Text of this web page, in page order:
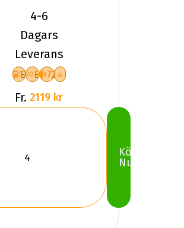
BLIZZAK
DM-V
4-6
Dagars
Leverans
E E 72
Fr. 2119 kr
Köp
Nu